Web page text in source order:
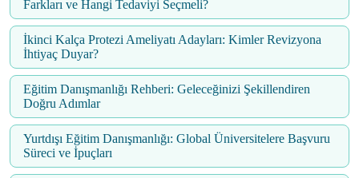
Farkları ve Hangi Tedaviyi Seçmeli?
İkinci Kalça Protezi Ameliyatı Adayları: Kimler Revizyona
İhtiyaç Duyar?
Eğitim Danışmanlığı Rehberi: Geleceğinizi Şekillendiren
Doğru Adımlar
Yurtdışı Eğitim Danışmanlığı: Global Üniversitelere Başvuru
Süreci ve İpuçları